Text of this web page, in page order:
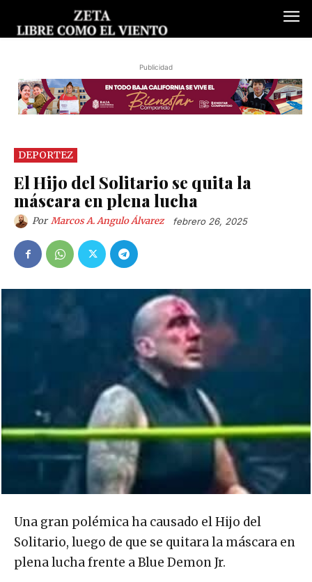
Publicidad
DEPORTEZ
El Hijo del Solitario se quita la
máscara en plena lucha
Por Marcos A. Angulo Álvarez febrero 26, 2025
Una gran polémica ha causado el Hijo del
Solitario, luego de que se quitara la máscara en
plena lucha frente a Blue Demon Jr.